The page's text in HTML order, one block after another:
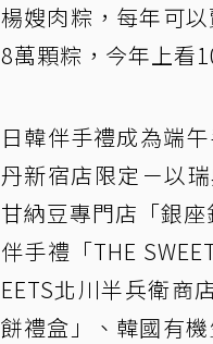
楊嫂肉粽，每年可
8萬顆粽，今年上看
日韓伴手禮成為端
丹新宿店限定－以
甘納豆專門店「銀
伴手禮「THE
EETS北川半兵衛商
餅禮盒」、韓國有